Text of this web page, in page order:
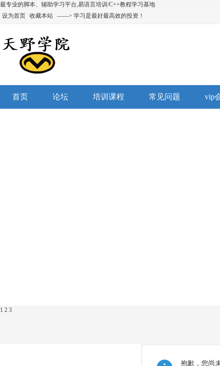
最专业的脚本、辅助学习平台,易语言培训/C++教程学习基地
设为首页 收藏本站 ——> 学习是最好最高效的投资！
首页 论坛 培训课程 常见问题 vip
1 2 3
抱歉，您尚